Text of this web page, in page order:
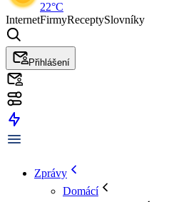
22°C
InternetFirmyReceptySlovníky
Přihlášení
Zprávy
Domácí